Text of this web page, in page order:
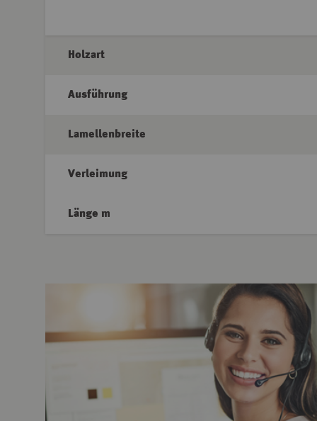
Holzart
Ausführung
Lamellenbreite
Verleimung
Länge m